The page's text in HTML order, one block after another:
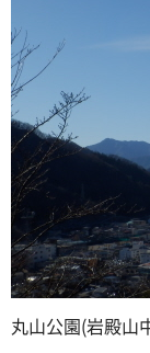
丸山公園(岩殿山